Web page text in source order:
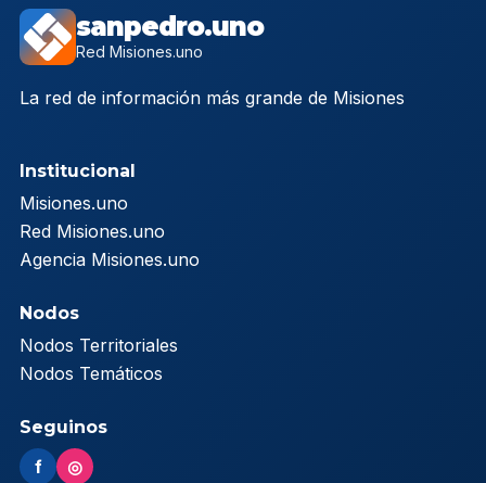
sanpedro.uno
Red Misiones.uno
La red de información más grande de Misiones
Institucional
Misiones.uno
Red Misiones.uno
Agencia Misiones.uno
Nodos
Nodos Territoriales
Nodos Temáticos
Seguinos
f ◎